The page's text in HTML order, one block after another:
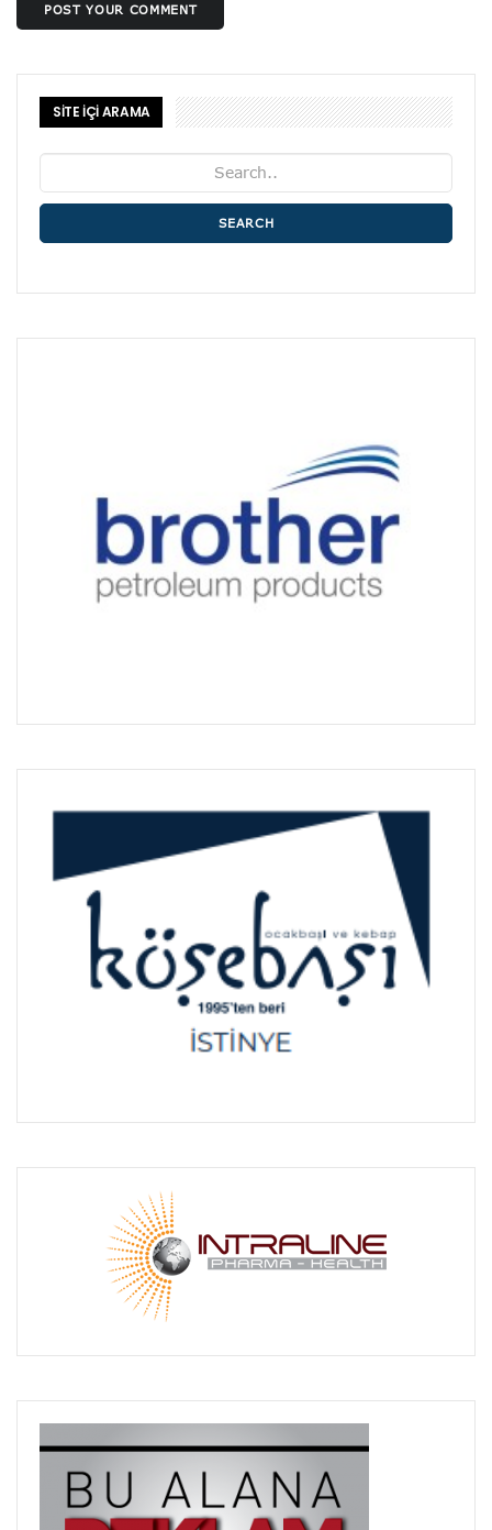
POST YOUR COMMENT
SİTE İÇİ ARAMA
SEARCH